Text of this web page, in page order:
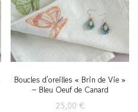
Boucles d’oreilles « Brin de Vie »
– Bleu Oeuf de Canard
25,00 €